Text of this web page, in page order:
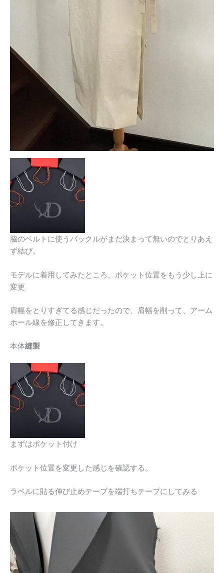
脇のベルトに使うバックルがまだ決まって無いのでとりあえ
ず結び。
モデルに着用してみたところ、ポケット位置をもう少し上に
変更
肩幅をとりすぎてる感じだったので、肩幅を削って、アーム
ホール線を修正してきます。
本体縫製
まずはポケット付け
ポケット位置を変更した感じを確認する。
ラペルに貼る伸び止めテープを端打ちテープにしてみる